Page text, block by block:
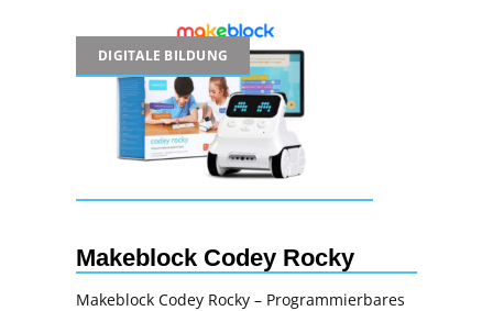
DIGITALE BILDUNG
Makeblock Codey Rocky
Makeblock Codey Rocky – Programmierbares